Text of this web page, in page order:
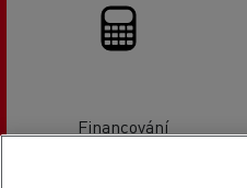
Financování